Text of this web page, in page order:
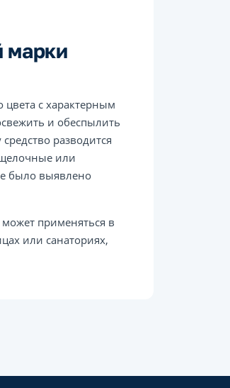
марки
цвета с характерным
и обеспылить
разводится
или
было выявлено
применяться в
или санаториях,